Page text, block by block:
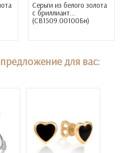
Серьги из белого золота
с бриллиант...
(СВ1509.00100Бн)
для вас: